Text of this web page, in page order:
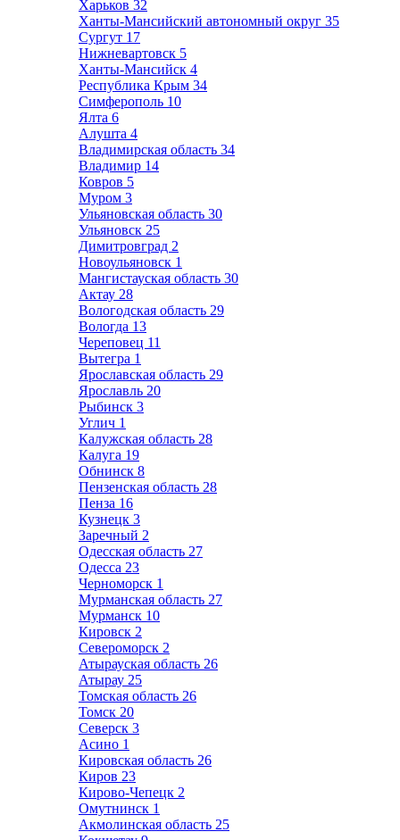
Харьков 32
Ханты-Мансийский автономный округ 35
Сургут 17
Нижневартовск 5
Ханты-Мансийск 4
Республика Крым 34
Симферополь 10
Ялта 6
Алушта 4
Владимирская область 34
Владимир 14
Ковров 5
Муром 3
Ульяновская область 30
Ульяновск 25
Димитровград 2
Новоульяновск 1
Мангистауская область 30
Актау 28
Вологодская область 29
Вологда 13
Череповец 11
Вытегра 1
Ярославская область 29
Ярославль 20
Рыбинск 3
Углич 1
Калужская область 28
Калуга 19
Обнинск 8
Пензенская область 28
Пенза 16
Кузнецк 3
Заречный 2
Одесская область 27
Одесса 23
Черноморск 1
Мурманская область 27
Мурманск 10
Кировск 2
Североморск 2
Атырауская область 26
Атырау 25
Томская область 26
Томск 20
Северск 3
Асино 1
Кировская область 26
Киров 23
Кирово-Чепецк 2
Омутнинск 1
Акмолинская область 25